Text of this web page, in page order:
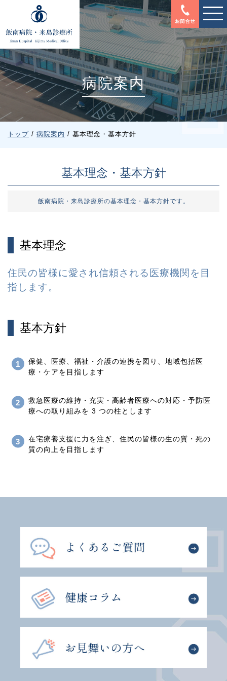
このページの本文へ
病院案内
現
トップ / 病院案内 / 基本理念・基本方針
基本理念・基本方針
飯南病院・来島診療所の基本理念・基本方針です。
基本理念
住民の皆様に愛され信頼される医療機関を目
指します。
基本方針
保健、医療、福祉・介護の連携を図り、地域包括医
療・ケアを目指します
救急医療の維持・充実・高齢者医療への対応・予防医
療への取り組みを 3 つの柱とします
在宅療養支援に力を注ぎ、住民の皆様の生の質・死の
質の向上を目指します